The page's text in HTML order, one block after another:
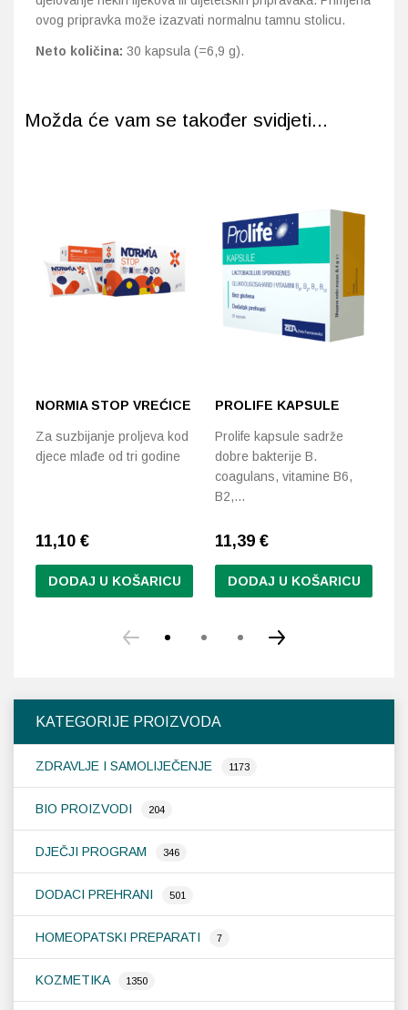
KATEGORIJE PROIZVODA
ZDRAVLJE I SAMOLIJEČENJE 1173
BIO PROIZVODI 204
DJEČJI PROGRAM 346
DODACI PREHRANI 501
HOMEOPATSKI PREPARATI 7
KOZMETIKA 1350
ovog pripravka može izazvati normalnu tamnu stolicu.
Neto količina: 30 kapsula (=6,9 g).
Možda će vam se također svidjeti...
NORMIA STOP VREĆICE
Za suzbijanje proljeva kod
djece mlađe od tri godine
11,10 €
DODAJ U KOŠARICU
PROLIFE KAPSULE
Prolife kapsule sadrže
dobre bakterije B.
coagulans, vitamine B6,
B2,…
11,39 €
DODAJ U KOŠARICU